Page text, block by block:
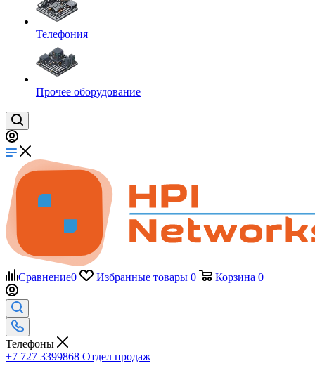
Телефония
Прочее оборудование
Сравнение0 Избранные товары 0 Корзина 0
Телефоны
+7 727 3399868 Отдел продаж